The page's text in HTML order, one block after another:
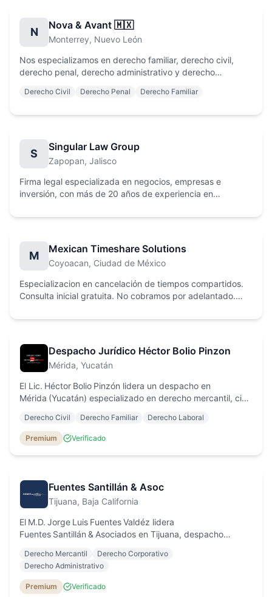
N
Nova & Avant 🇲🇽
Monterrey, Nuevo León
Nos especializamos en derecho familiar, derecho civil,
derecho penal, derecho administrativo y derecho
Derecho Civil Derecho Penal Derecho Familiar
S
Singular Law Group
Zapopan, Jalisco
Firma legal especializada en negocios, empresas e
inversión, con más de 20 años de experiencia en
M
Mexican Timeshare Solutions
Coyoacan, Ciudad de México
Especializacion en cancelación de tiempos compartidos.
Consulta inicial gratuita. No cobramos por adelantado.
permanentes.
Despacho Jurídico Héctor Bolio Pinzon
Mérida, Yucatán
El Lic. Héctor Bolio Pinzón lidera un despacho en
Mérida (Yucatán) especializado en derecho mercantil, civil,
físicas y morales.
Derecho Civil Derecho Familiar Derecho Laboral
Premium Verificado
Fuentes Santillán & Asoc
Tijuana, Baja California
El M.D. Jorge Luis Fuentes Valdéz lidera
Fuentes Santillán & Asociados en Tijuana, despacho
administrativo, amparo, comercio exterior y corporativo.
Derecho Mercantil
Derecho Corporativo
Derecho Administrativo
Premium Verificado